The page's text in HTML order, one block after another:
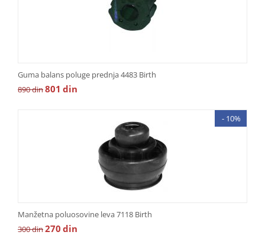
Guma balans poluge prednja 4483 Birth
890din801 din
- 10%
Manžetna poluosovine leva 7118 Birth
300din270 din